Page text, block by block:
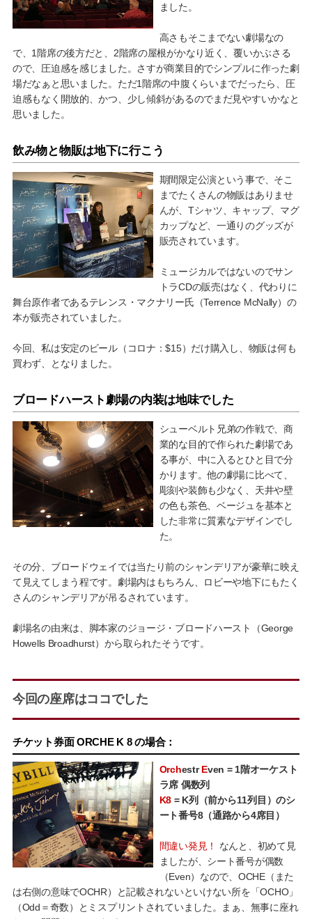
ました。
高さもそこまでない劇場なの
で、1階席の後方だと、2階席の屋根がかなり近く、覆いかぶさる
ので、圧迫感を感じました。さすが商業目的でシンプルに作った劇
場だなぁと思いました。ただ1階席の中腹くらいまでだったら、圧
迫感もなく開放的、かつ、少し傾斜があるのでまだ見やすいかなと
思いました。
飲み物と物販は地下に行こう
期間限定公演という事で、そこ
までたくさんの物販はありませ
んが、Tシャツ、キャップ、マグ
カップなど、一通りのグッズが
販売されています。
ミュージカルではないのでサン
トラCDの販売はなく、代わりに
舞台原作者であるテレンス・マクナリー氏（Terrence McNally）の
本が販売されていました。
今回、私は安定のビール（コロナ：$15）だけ購入し、物販は何も
買わず、となりました。
ブロードハースト劇場の内装は地味でした
シューベルト兄弟の作戦で、商
業的な目的で作られた劇場であ
る事が、中に入るとひと目で分
かります。他の劇場に比べて、
彫刻や装飾も少なく、天井や壁
の色も茶色、ベージュを基本と
した非常に質素なデザインでし
た。
その分、ブロードウェイでは当たり前のシャンデリアが豪華に映え
て見えてしまう程です。劇場内はもちろん、ロビーや地下にもたく
さんのシャンデリアが吊るされています。
劇場名の由来は、脚本家のジョージ・ブロードハースト（George
Howells Broadhurst）から取られたそうです。
今回の座席はココでした
チケット券面 ORCHE K 8 の場合：
OrchestrEven = 1階オーケスト
ラ席 偶数列
K8 = K列（前から11列目）のシ
ート番号8（通路から4席目）
間違い発見！
なんと、初めて見
ましたが、シート番号が偶数
（Even）なので、OCHE（また
は右側の意味でOCHR）と記載されないといけない所を「OCHO」
（Odd＝奇数）とミスプリントされていました。まぁ、無事に座れ